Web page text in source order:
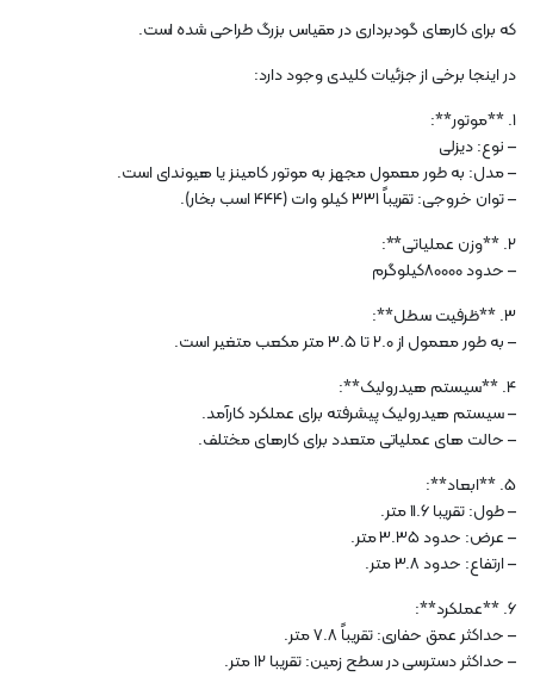
که برای کارهای گودبرداری در مقیاس بزرگ طراحی شده است.
در اینجا برخی از جزئیات کلیدی وجود دارد:
1. **موتور**:
– نوع: دیزلی
– مدل: به طور معمول مجهز به موتور کامینز یا هیوندای است.
– توان خروجی: تقریباً 331 کیلو وات (444 اسب بخار).
2. **وزن عملیاتی**:
– حدود 80000کیلوگرم
3. **ظرفیت سطل**:
– به طور معمول از 2.0 تا 3.5 متر مکعب متغیر است.
4. **سیستم هیدرولیک**:
– سیستم هیدرولیک پیشرفته برای عملکرد کارآمد.
– حالت های عملیاتی متعدد برای کارهای مختلف.
5. **ابعاد**:
– طول: تقریبا 11.6 متر.
– عرض: حدود 3.35 متر.
– ارتفاع: حدود 3.8 متر.
6. **عملکرد**:
– حداکثر عمق حفاری: تقریباً 7.8 متر.
– حداکثر دسترسی در سطح زمین: تقریبا 12 متر.